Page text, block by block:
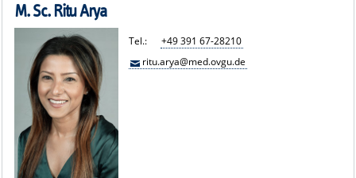
M. Sc. Ritu Arya
Tel.:
+49 391 67-28210
ritu.arya@med.ovgu.de